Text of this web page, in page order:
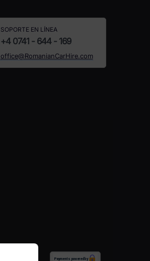
SOPORTE EN LÍNEA
+4 0741 - 644 - 169
office@RomanianCarHire.com